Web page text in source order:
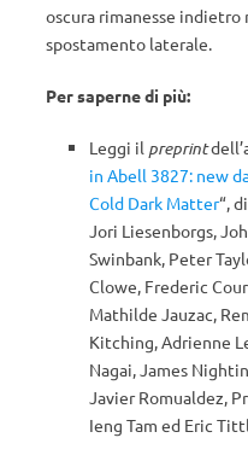
oscura rimanesse indietro
spostamento laterale.
Per saperne di più:
Leggi il preprint
in Abell 3827: new
Cold Dark Matter“,
Jori Liesenborgs,
Swinbank, Peter
Clowe, Frederic
Mathilde Jauzac,
Kitching, Adrienne
Nagai, James
Javier Romualdez,
Ieng Tam ed Eric